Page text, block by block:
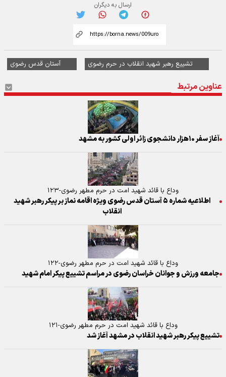
ارسال به دیگران
تشییع رهبر شهید انقلاب در حرم رضوی آستان قدس رضوی
عناوین مرتبط
آغاز سفر ۱۰هزار دانشجوی زائر اولی کشور به مشهد
وداع با قائد شهید امت در حرم مطهر رضوی-۱۲۳
اطلاعیه شماره ۵ آستان قدس رضوی ویژه اقامه نماز بر پیکر رهبر شهید
انقلاب
وداع با قائد شهید امت در حرم مطهر رضوی-۱۲۲
جامعه ورزش و جوانان خراسان رضوی در مراسم تشییع پیکر امام شهید
وداع با قائد شهید امت در حرم مطهر رضوی-۱۲۱
تشییع پیکر رهبر شهید انقلاب در مشهد آغاز شد